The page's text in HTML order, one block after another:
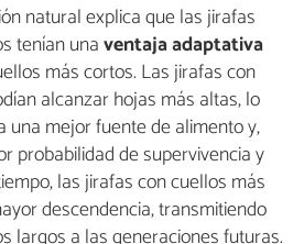
natural explica que las jirafas
tenían unaventaja adaptativa
más cortos. Las jirafas con
alcanzar hojas más altas, lo
una mejor fuente de alimento y,
probabilidad de supervivencia y
las jirafas con cuellos más
descendencia, transmitiendo